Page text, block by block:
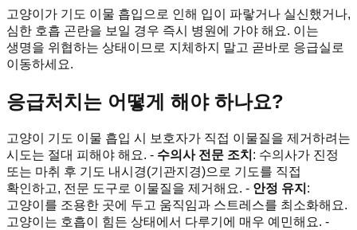
고양이가 기도 이물 흡입으로 인해 입이 파랗거나 실신했거나,
심한 호흡 곤란을 보일 경우 즉시 병원에 가야 해요. 이는
생명을 위협하는 상태이므로 지체하지 말고 곧바로 응급실로
이동하세요.
응급처치는 어떻게 해야 하나요?
고양이 기도 이물 흡입 시 보호자가 직접 이물질을 제거하려는
시도는 절대 피해야 해요. - 수의사 전문 조치 : 수의사가 진정
또는 마취 후 기도 내시경(기관지경)으로 기도를 직접
확인하고, 전문 도구로 이물질을 제거해요. - 안정 유지 :
고양이를 조용한 곳에 두고 움직임과 스트레스를 최소화해요.
고양이는 호흡이 힘든 상태에서 다루기에 매우 예민해요. -